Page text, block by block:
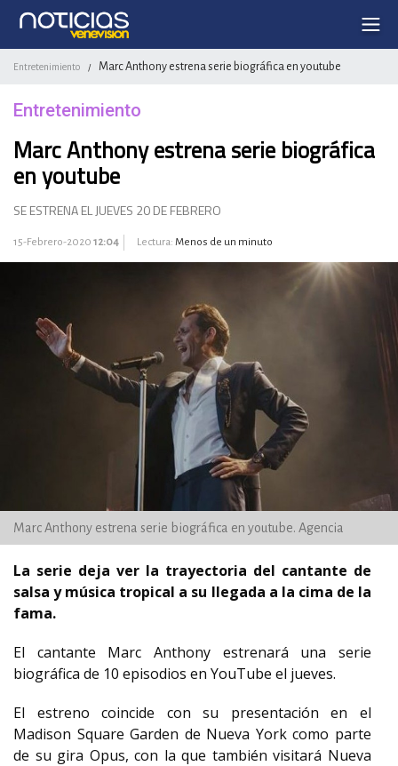
Entretenimiento / Marc Anthony estrena serie biográfica en youtube
Entretenimiento
Marc Anthony estrena serie biográfica
en youtube
SE ESTRENA EL JUEVES 20 DE FEBRERO
15-Febrero-2020 12:04 Lectura: Menos de un minuto
Marc Anthony estrena serie biográfica en youtube. Agencia
La serie deja ver la trayectoria del cantante de
salsa y música tropical a su llegada a la cima de la
fama.
El cantante Marc Anthony estrenará una serie
biográfica de 10 episodios en YouTube el jueves.
El estreno coincide con su presentación en el
Madison Square Garden de Nueva York como parte
de su gira Opus, con la que también visitará Nueva